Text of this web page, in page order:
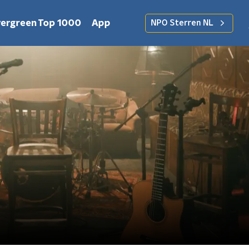
Top 1000 App NPO Sterren NL